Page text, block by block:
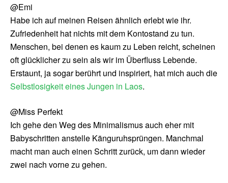
@Emi
Habe ich auf meinen Reisen ähnlich erlebt wie ihr.
Zufriedenheit hat nichts mit dem Kontostand zu tun.
Menschen, bei denen es kaum zu Leben reicht, scheinen
oft glücklicher zu sein als wir im Überfluss Lebende.
Erstaunt, ja sogar berührt und inspiriert, hat mich auch die
Selbstlosigkeit eines Jungen in Laos.
@Miss Perfekt
Ich gehe den Weg des Minimalismus auch eher mit
Babyschritten anstelle Känguruhsprüngen. Manchmal
macht man auch einen Schritt zurück, um dann wieder
zwei nach vorne zu gehen.